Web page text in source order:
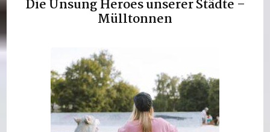
Die Unsung Heroes unserer Städte –
Mülltonnen